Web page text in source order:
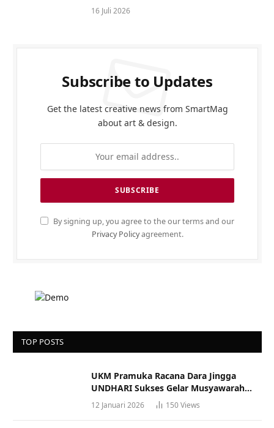
16 Juli 2026
Subscribe to Updates
Get the latest creative news from SmartMag
about art & design.
By signing up, you agree to the our terms and our
Privacy Policyagreement.
TOP POSTS
UKM Pramuka Racana Dara Jingga
UNDHARI Sukses Gelar Musyawarah
Racana
12 Januari 2026 150Views